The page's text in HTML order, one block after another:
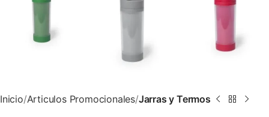
Inicio Articulos Promocionales Jarras y Termos